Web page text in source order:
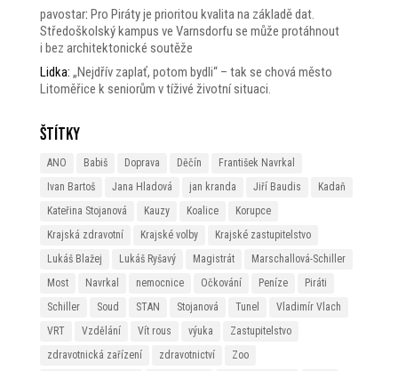
pavostar: Pro Piráty je prioritou kvalita na základě dat.
Středoškolský kampus ve Varnsdorfu se může protáhnout
i bez architektonické soutěže
Lidka: „Nejdřív zaplať, potom bydli“ – tak se chová město
Litoměřice k seniorům v tíživé životní situaci.
Štítky
ANO Babiš Doprava Děčín
František Navrkal
Ivan Bartoš
Jana Hladová jan kranda Jiří Baudis
Kadaň
Kateřina Stojanová
Kauzy Koalice
Korupce
Krajská zdravotní
Krajské volby
Krajské zastupitelstvo
Lukáš Blažej
Lukáš Ryšavý Magistrát
Marschallová-Schiller
Most
Navrkal nemocnice Očkování Peníze
Piráti
Schiller
Soud STAN Stojanová Tunel
Vladimír Vlach
VRT
Vzdělání Vít rous výuka
Zastupitelstvo
zdravotnická zařízení
zdravotnictví
Zoo